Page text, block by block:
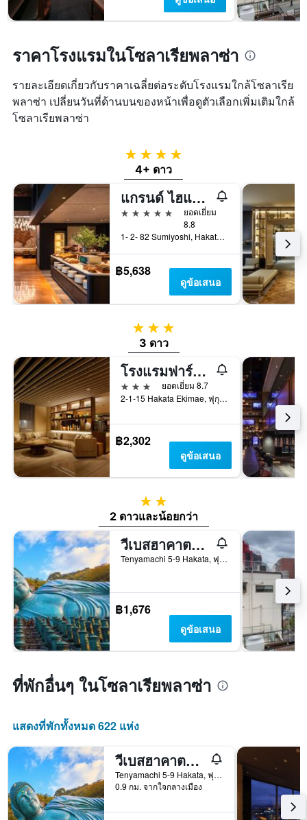
ราคาโรงแรมในโซลาเรียพลาซ่า
รายละเอียดเกี่ยวกับราคาเฉลี่ยต่อระดับโรงแรมใกล้โซลาเรีย
พลาซ่า เปลี่ยนวันที่ด้านบนของหน้าเพื่อดูตัวเลือกเพิ่มเติมใกล้
โซลาเรียพลาซ่า
4 ดาว
4+ ดาว
แกรนด์ ไฮแอท ฟุกุโอกะ
5 ดาว
ยอดเยี่ยม
8.8
1- 2- 82 Sumiyoshi, Hakata- Ku, ฟุกุโอกะ, ญี่ปุ่น
฿5,638
ดูข้อเสนอ
3 ดาว
3 ดาว
โรงแรมฟาร์ซา ฮากาตะเอกิ ฮากาตะกูจิ
3 ดาว
ยอดเยี่ยม 8.7
2-1-15 Hakata Ekimae, ฟุกุโอกะ, ญี่ปุ่น
฿2,302
ดูข้อเสนอ
2 ดาว
2 ดาวและน้อยกว่า
วีเบสฮาคาตะ โฮสเทล
Tenyamachi 5-9 Hakata, ฟุกุโอกะ, ญี่ปุ่น
฿1,676
ดูข้อเสนอ
ที่พักอื่นๆ ในโซลาเรียพลาซ่า
แสดงที่พักทั้งหมด 622 แห่ง
วีเบสฮาคาตะ โฮสเทล
Tenyamachi 5-9 Hakata, ฟุกุโอกะ, ญี่ปุ่น
0.9 กม. จากใจกลางเมือง